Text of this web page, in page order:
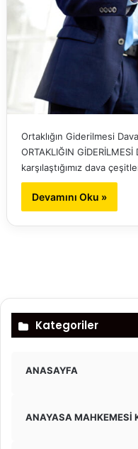
Ortaklığın Giderilmesi
ORTAKLIĞIN
karşılaştığımız dava
Devamını Oku »
Kategoriler
ANASAYFA
ANAYASA MAHKEMESİ